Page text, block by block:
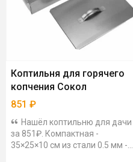
Коптильня для горячего
копчения Сокол
851 ₽
Нашёл коптильню для дачи
за 851₽. Компактная -
35×25×10 см из стали 0.5 мм -